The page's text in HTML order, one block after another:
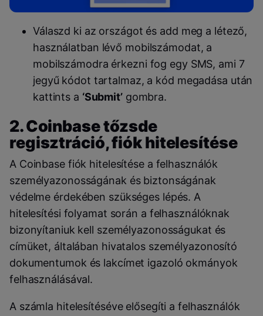
Válaszd ki az országot és add meg a létező,
használatban lévő mobilszámodat, a
mobilszámodra érkezni fog egy SMS, ami 7
jegyű kódot tartalmaz, a kód megadása után
kattints a ‘Submit’gombra.
2. Coinbase tőzsde
regisztráció, fiók hitelesítése
A Coinbase fiók hitelesítése a felhasználók
személyazonosságának és biztonságának
védelme érdekében szükséges lépés. A
hitelesítési folyamat során a felhasználóknak
bizonyítaniuk kell személyazonosságukat és
címüket, általában hivatalos személyazonosító
dokumentumok és lakcímet igazoló okmányok
felhasználásával.
A számla hitelesítéséve elősegíti a felhasználók